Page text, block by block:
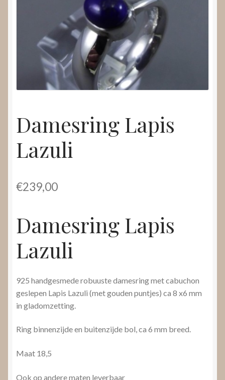
Submenu
uitvouwen
Damesring Lapis
Lazuli
€239,00
Damesring Lapis
Lazuli
925 handgesmede robuuste damesring met cabuchon
geslepen Lapis Lazuli (met gouden puntjes) ca 8 x6 mm
in gladomzetting.
Ring binnenzijde en buitenzijde bol, ca 6 mm breed.
Maat 18,5
Ook op andere maten leverbaar